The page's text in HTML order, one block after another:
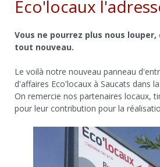
Eco'locaux
Vous ne pourrez plus nous
tout nouveau.
Le voilà notre nouveau panneau
d'affaires Eco'locaux à Saucats dans
On remercie nos partenaires locaux,
pour leur contribution pour la